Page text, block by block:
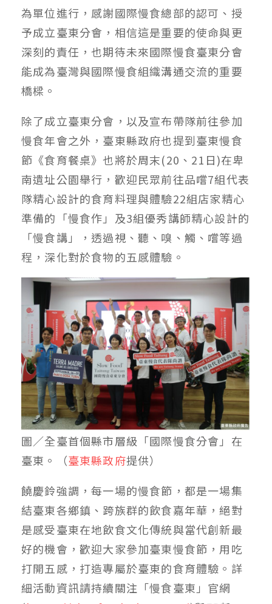
為單位進行，感謝國際慢食總部的認可、授
予成立臺東分會，相信這是重要的使命與更
深刻的責任，也期待未來國際慢食臺東分會
能成為臺灣與國際慢食組織溝通交流的重要
橋樑。
除了成立臺東分會，以及宣布帶隊前往參加
慢食年會之外，臺東縣政府也提到臺東慢食
節《食育餐桌》也將於周末(20、21日)在卑
南遺址公園舉行，歡迎民眾前往品嚐7組代表
隊精心設計的食育料理與體驗22組店家精心
準備的「慢食作」及3組優秀講師精心設計的
「慢食講」，透過視、聽、嗅、觸、嚐等過
程，深化對於食物的五感體驗。
圖／全臺首個縣市層級「國際慢食分會」在
臺東。（臺東縣政府提供）
饒慶鈴強調，每一場的慢食節，都是一場集
結臺東各鄉鎮、跨族群的飲食嘉年華，絕對
是感受臺東在地飲食文化傳統與當代創新最
好的機會，歡迎大家參加臺東慢食節，用吃
打開五感，打造專屬於臺東的食育體驗。詳
細活動資訊請持續關注「慢食臺東」官網